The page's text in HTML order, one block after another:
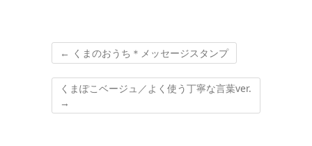
← くまのおうち＊メッセージスタンプ
くまぽこベージュ／よく使う丁寧な言葉ver.
→